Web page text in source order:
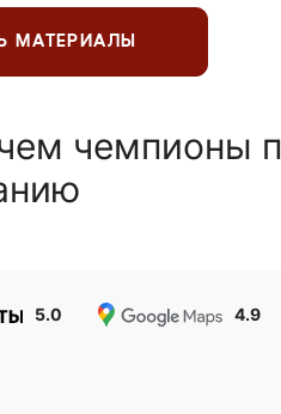
МАТЕРИАЛЫ
чемпионы
5.0 4.9